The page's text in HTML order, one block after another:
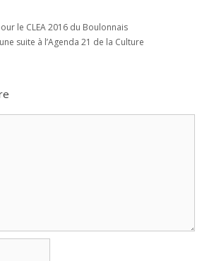
le CLEA 2016 du Boulonnais
suite à l’Agenda 21 de la Culture